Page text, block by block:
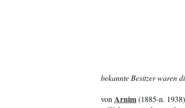
bekannte Besitzer waren
von Arnim(1885-n. 1938)